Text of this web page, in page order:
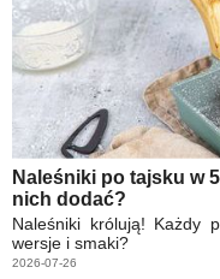
Naleśniki po tajsku w
nich dodać?
Naleśniki królują! Każdy
wersje i smaki?
2026-07-26